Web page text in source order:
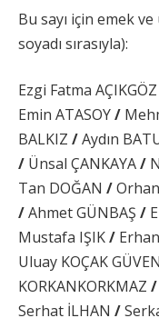
Bu sayı için emek
soyadı sırasıyla):
Ezgi Fatma AÇIKGÖZ
Emin ATASOY/
BALKIZ /Aydın
/ Ünsal ÇANKAYA/
Tan DOĞAN /
/Ahmet GÜNBAŞ /
Mustafa IŞIK/
Uluay KOÇAK
KORKANKORKMAZ /
Serhat İLHAN /